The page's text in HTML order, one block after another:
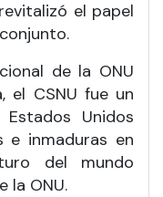
el papel
de la ONU
el CSNU fue un
Unidos
e inmaduras en
del mundo
la ONU.